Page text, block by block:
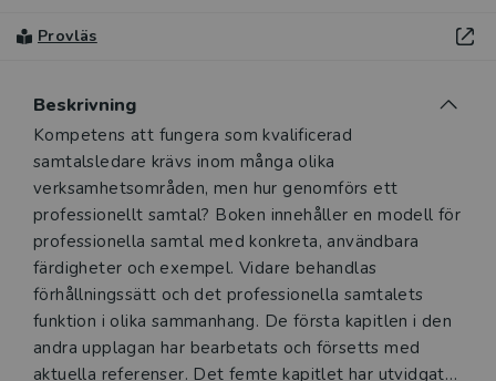
Provläs
Beskrivning
Beskrivning
Kompetens att fungera som kvalificerad
samtalsledare krävs inom många olika
verksamhetsområden, men hur genomförs ett
professionellt samtal? Boken innehåller en modell för
professionella samtal med konkreta, användbara
färdigheter och exempel. Vidare behandlas
förhållningssätt och det professionella samtalets
funktion i olika sammanhang. De första kapitlen i den
andra upplagan har bearbetats och försetts med
aktuella referenser. Det femte kapitlet har utvidgats